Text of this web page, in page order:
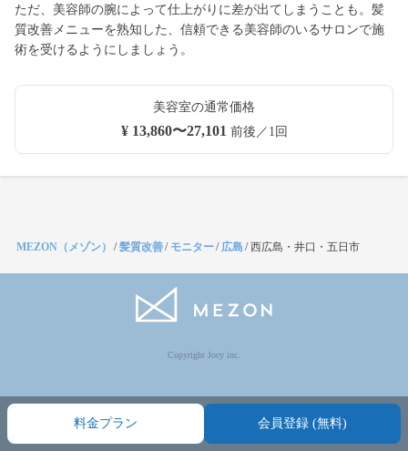
ただ、美容師の腕によって仕上がりに差が出てしまうことも。髪
質改善メニューを熟知した、信頼できる美容師のいるサロンで施
術を受けるようにしましょう。
美容室の通常価格
¥ 13,860〜27,101 前後／1回
料金プラン 会員登録 (無料)
MEZON（メゾン） /髪質改善/ モニター/ 広島/西広島・井口・五日市
Copyright Jocy inc.